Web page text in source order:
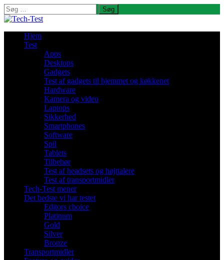
Søg
efter:
Hjem
Test
Apps
Desktops
Gadgets
Test af gadgets til hjemmet og køkkenet
Hardware
Kamera og video
Laptops
Sikkerhed
Smartphones
Software
Spil
Tablets
Tilbehør
Test af headsets og højttalere
Test af transportmidler
Tech-Test mener
Det bedste vi har testet
Editors choice
Platinum
Gold
Silver
Bronze
Transportmidler